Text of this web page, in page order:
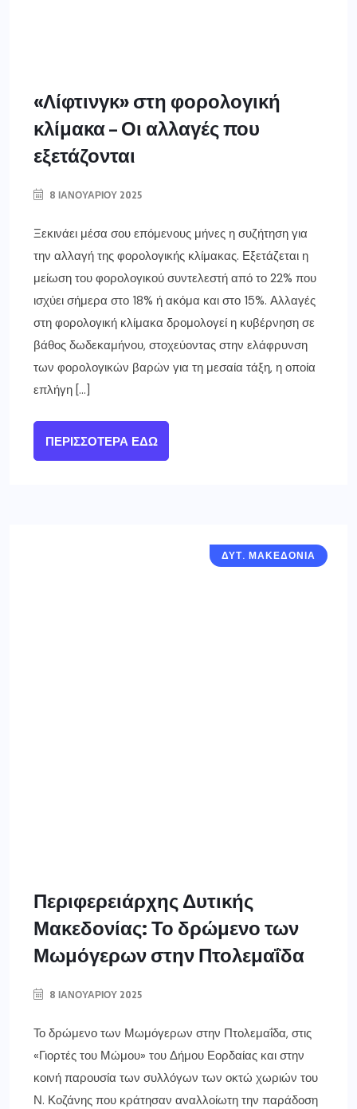
«Λίφτινγκ» στη φορολογική
κλίμακα – Οι αλλαγές που
εξετάζονται
8 ΙΑΝΟΥΑΡΊΟΥ 2025
Ξεκινάει μέσα σου επόμενους μήνες η συζήτηση για
την αλλαγή της φορολογικής κλίμακας. Εξετάζεται η
μείωση του φορολογικού συντελεστή από το 22% που
ισχύει σήμερα στο 18% ή ακόμα και στο 15%. Αλλαγές
στη φορολογική κλίμακα δρομολογεί η κυβέρνηση σε
βάθος δωδεκαμήνου, στοχεύοντας στην ελάφρυνση
των φορολογικών βαρών για τη μεσαία τάξη, η οποία
επλήγη […]
ΠΕΡΙΣΣΌΤΕΡΑ ΕΔΏ
ΔΥΤ. ΜΑΚΕΔΟΝΙΑ
Περιφερειάρχης Δυτικής
Μακεδονίας: Το δρώμενο των
Μωμόγερων στην Πτολεμαΐδα
8 ΙΑΝΟΥΑΡΊΟΥ 2025
Το δρώμενο των Μωμόγερων στην Πτολεμαΐδα, στις
«Γιορτές του Μώμου» του Δήμου Εορδαίας και στην
κοινή παρουσία των συλλόγων των οκτώ χωριών του
Ν. Κοζάνης που κράτησαν αναλλοίωτη την παράδοση